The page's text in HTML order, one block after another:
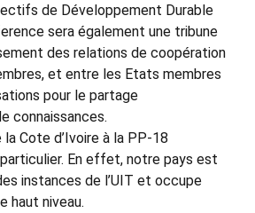
de Développement Durable
sera également une tribune
des relations de coopération
et entre les Etats membres
pour le partage
connaissances.
Cote d’Ivoire à la PP-18
En effet, notre pays est
instances de l’UIT et occupe
haut niveau.